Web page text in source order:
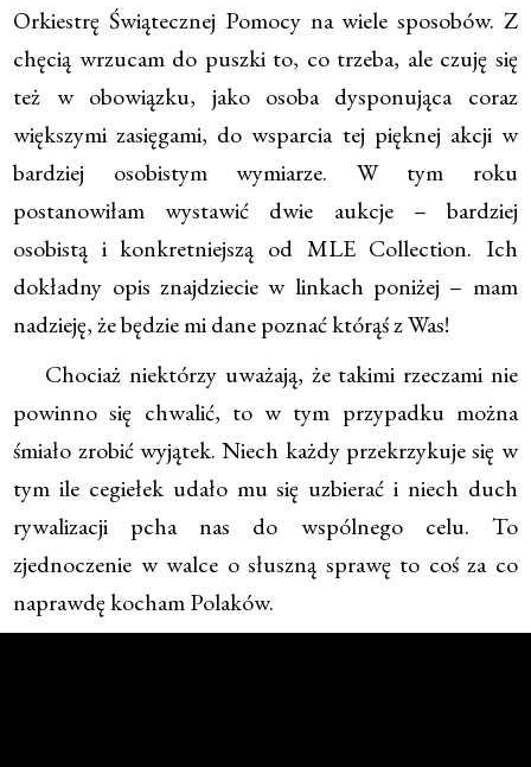
Orkiestrę Świątecznej Pomocy na wiele sposobów. Z
chęcią wrzucam do puszki to, co trzeba, ale czuję się
też w obowiązku, jako osoba dysponująca coraz
większymi zasięgami, do wsparcia tej pięknej akcji w
bardziej osobistym wymiarze. W tym roku
postanowiłam wystawić dwie aukcje – bardziej
osobistą i konkretniejszą od MLE Collection. Ich
dokładny opis znajdziecie w linkach poniżej – mam
nadzieję, że będzie mi dane poznać którąś z Was!
Chociaż niektórzy uważają, że takimi rzeczami nie
powinno się chwalić, to w tym przypadku można
śmiało zrobić wyjątek. Niech każdy przekrzykuje się w
tym ile cegiełek udało mu się uzbierać i niech duch
rywalizacji pcha nas do wspólnego celu. To
zjednoczenie w walce o słuszną sprawę to coś za co
naprawdę kocham Polaków.